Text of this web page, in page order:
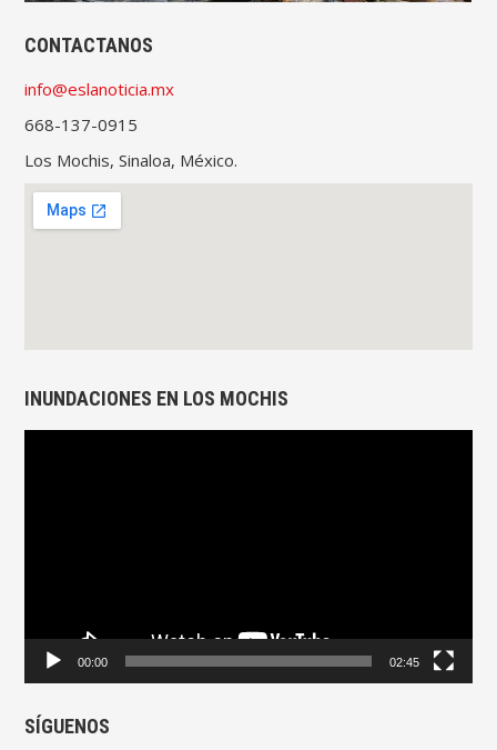
CONTACTANOS
info@eslanoticia.mx
668-137-0915
Los Mochis, Sinaloa, México.
INUNDACIONES EN LOS MOCHIS
00:00 02:45
SÍGUENOS